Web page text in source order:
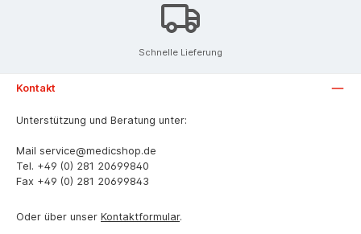
Schnelle Lieferung
Kontakt
Unterstützung und Beratung unter:
Mail service@medicshop.de
Tel. +49 (0) 281 20699840
Fax +49 (0) 281 20699843
Oder über unser Kontaktformular.